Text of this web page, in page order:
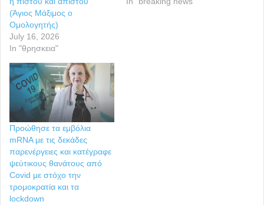
(Άγιος Μάξιμος ο
Ομολογητής)
July 16, 2026
In "θρησκεια"
Προώθησε τα εμβόλια
mRNA με τις δεκάδες
παρενέργειες και κατέγραφε
ψεύτικους θανάτους από
Covid με στόχο την
τρομοκρατία και τα
lockdown